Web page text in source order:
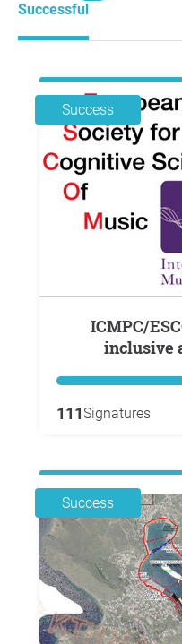
Successful
Success
ICMPC/ESCOM 2027 must be
inclusive
111Signatures
Success